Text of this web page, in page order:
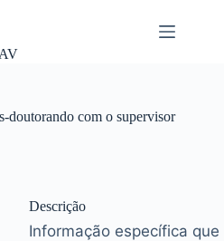
doutorando com o supervisor
Descrição
Informação específica que